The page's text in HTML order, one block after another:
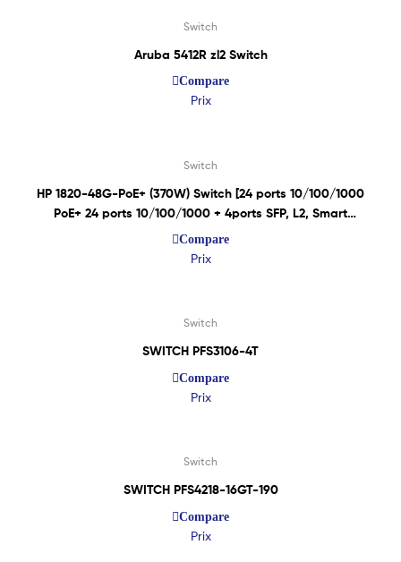
Switch
Aruba 5412R zl2 Switch
Compare
Prix
Switch
HP 1820-48G-PoE+ (370W) Switch [24 ports 10/100/1000
PoE+ 24 ports 10/100/1000 + 4ports SFP, L2, Smart
Managed]
Compare
Prix
Switch
SWITCH PFS3106-4T
Compare
Prix
Switch
SWITCH PFS4218-16GT-190
Compare
Prix